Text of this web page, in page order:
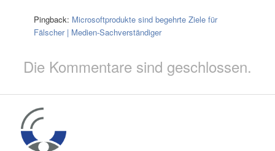
Pingback: Microsoftprodukte sind begehrte Ziele für
Fälscher | Medien-Sachverständiger
Die Kommentare sind geschlossen.